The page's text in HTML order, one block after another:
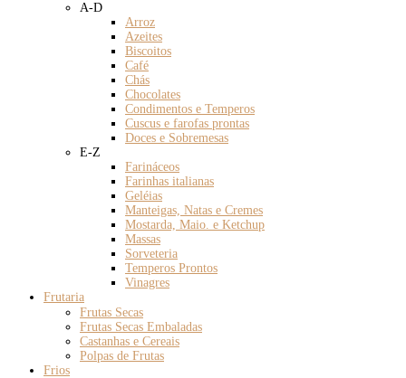
A-D
Arroz
Azeites
Biscoitos
Café
Chás
Chocolates
Condimentos e Temperos
Cuscus e farofas prontas
Doces e Sobremesas
E-Z
Farináceos
Farinhas italianas
Geléias
Manteigas, Natas e Cremes
Mostarda, Maio. e Ketchup
Massas
Sorveteria
Temperos Prontos
Vinagres
Frutaria
Frutas Secas
Frutas Secas Embaladas
Castanhas e Cereais
Polpas de Frutas
Frios